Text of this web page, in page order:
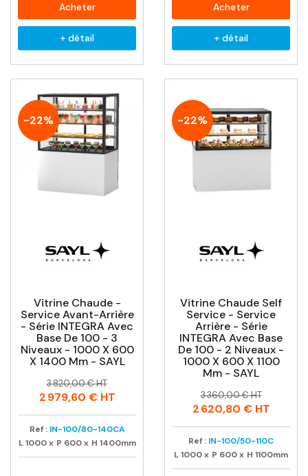
Acheter
+ détail
Acheter
+ détail
-22%
Vitrine Chaude -
Service Avant-Arrière
- Série INTEGRA Avec
Base De 100 - 3
Niveaux - 1000 X 600
X 1400 Mm - SAYL
Prix
Prix
habituel
3 820,00 € HT
2 979,60 €HT
Ref : IN-100/80-140CA
L 1000 x P 600 x H 1400mm
-22%
Vitrine Chaude Self
Service - Service
Arrière - Série
INTEGRA Avec Base
De 100 - 2 Niveaux -
1000 X 600 X 1100
Mm - SAYL
Prix
Prix
habituel
3 360,00 € HT
2 620,80 €HT
Ref : IN-100/50-110C
L1000x P 600x H 1100mm